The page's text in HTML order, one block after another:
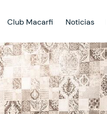
Club Macarfi Noticias